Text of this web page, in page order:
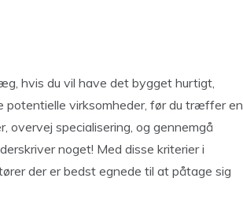
hvis du vil have det bygget hurtigt,
potentielle virksomheder, før du træffer en
overvej specialisering, og gennemgå
noget! Med disse kriterier i
der er bedst egnede til at påtage sig